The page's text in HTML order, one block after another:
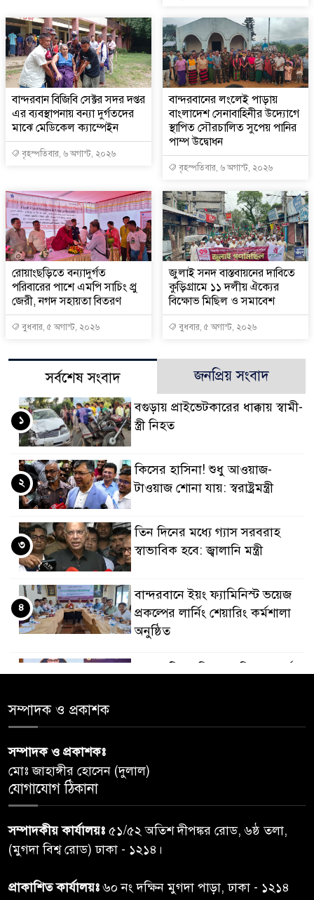
বান্দরবান বিজিবি সেক্টর সদর দপ্তর
এর ব্যবস্থাপনায় বন্যা দুর্গতদের
মাঝে মেডিকেল ক্যাম্পেইন
বৃহস্পতিবার, ৬ অগাস্ট, ২০২৬
বান্দরবানের লংলেই পাড়ায়
বাংলাদেশ সেনাবাহিনীর উদ্যোগে
স্থাপিত সৌরচালিত সুপেয় পানির
পাম্প উদ্বোধন
বৃহস্পতিবার, ৬ অগাস্ট, ২০২৬
রোয়াংছড়িতে বন্যাদুর্গত
পরিবারের পাশে এমপি সাচিং প্রু
জেরী, নগদ সহায়তা বিতরণ
বুধবার, ৫ অগাস্ট, ২০২৬
জুলাই সনদ বাস্তবায়নের দাবিতে
কুড়িগ্রামে ১১ দলীয় ঐক্যের
বিক্ষোভ মিছিল ও সমাবেশ
বুধবার, ৫ অগাস্ট, ২০২৬
সর্বশেষ সংবাদ জনপ্রিয় সংবাদ
বগুড়ায় প্রাইভেটকারের ধাক্কায় স্বামী-
স্ত্রী নিহত
১
কিসের হাসিনা! শুধু আওয়াজ-
টাওয়াজ শোনা যায়: স্বরাষ্ট্রমন্ত্রী
২
তিন দিনের মধ্যে গ্যাস সরবরাহ
স্বাভাবিক হবে: জ্বালানি মন্ত্রী
৩
বান্দরবানে ইয়ং ফ্যামিনিস্ট ভয়েজ
প্রকল্পের লার্নিং শেয়ারিং কর্মশালা
অনুষ্ঠিত
৪
ডায়াবেটিস প্রতিরোধে বিজ্ঞান, ধর্ম ও
পেশ
৬
তদন্ত শেষ পর্যায়ে, দ্রুত চার্জশিট
৭
রাতের মধ্যে ঢাকাসহ ১০ অঞ্চলে
ঝড়বৃষ্টির পূর্বাভাস
৮
সম্পাদক ও প্রকাশক
সম্পাদক ও প্রকাশকঃ
মোঃ জাহাঙ্গীর হোসেন (দুলাল)
যোগাযোগ ঠিকানা
সম্পাদকীয় কার্যালয়ঃ ৫১/৫২ অতিশ দীপঙ্কর রোড, ৬ষ্ঠ তলা,
(মুগদা বিশ্ব রোড) ঢাকা - ১২১৪।
প্রাকাশিত কার্যালয়ঃ৬০ নং দক্ষিন মুগদা পাড়া, ঢাকা - ১২১৪